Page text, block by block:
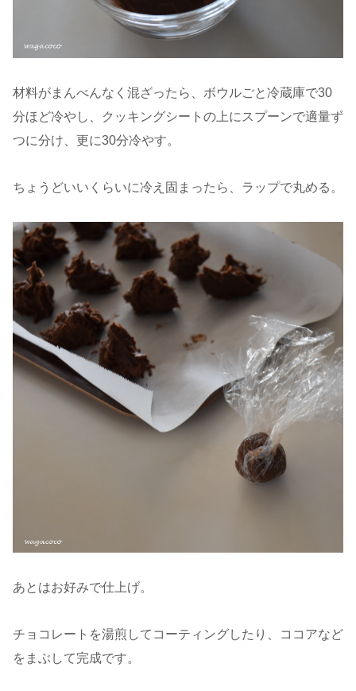
材料がまんべんなく混ざったら、ボウルごと冷蔵庫で30
分ほど冷やし、クッキングシートの上にスプーンで適量ず
つに分け、更に30分冷やす。
ちょうどいいくらいに冷え固まったら、ラップで丸める。
あとはお好みで仕上げ。
チョコレートを湯煎してコーティングしたり、ココアなど
をまぶして完成です。